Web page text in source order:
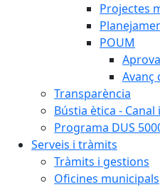
Projectes
POUM
Avanç
Transparència
Bústia ètica -
Programa DUS
Serveis i tràmits
Tràmits i gestions
Oficines municipals